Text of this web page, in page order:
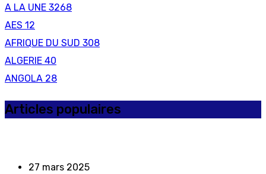
A LA UNE 3268
AES 12
AFRIQUE DU SUD 308
ALGERIE 40
ANGOLA 28
Articles populaires
27 mars 2025